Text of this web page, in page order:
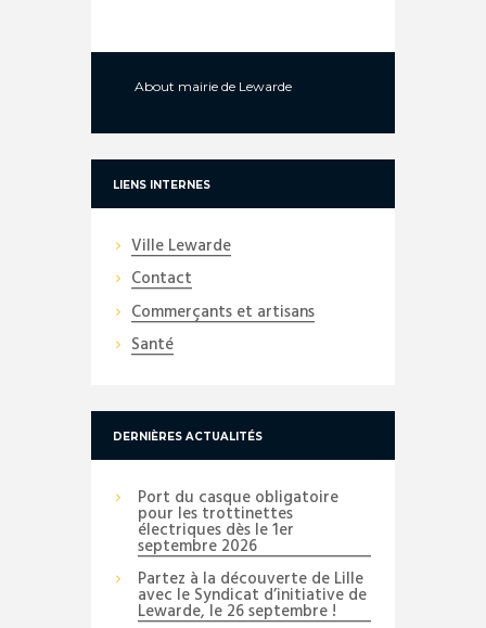
About mairie de Lewarde
LIENS INTERNES
Ville Lewarde
Contact
Commerçants et artisans
Santé
DERNIÈRES ACTUALITÉS
Port du casque obligatoire
pour les trottinettes
électriques dès le 1er
septembre 2026
Partez à la découverte de Lille
avec le Syndicat d’initiative de
Lewarde, le 26 septembre !